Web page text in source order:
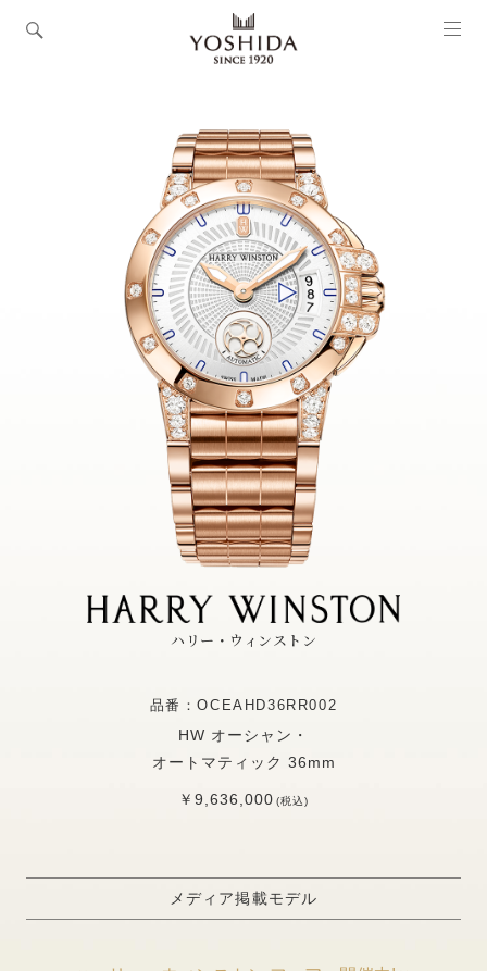
ハリー・ウィンストン
品番：OCEAHD36RR002
HW オーシャン・
オートマティック 36mm
￥9,636,000(税込)
メディア掲載モデル